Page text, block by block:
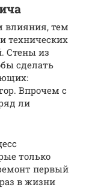
влияния, тем
технических
Стены из
сделать
Впрочем с
ли
только
первый
в жизни